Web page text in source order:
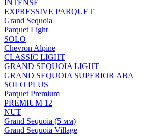
INTENSE
EXPRESSIVE PARQUET
Grand Sequoia
Parquet Light
SOLO
Chevron Alpine
CLASSIC LIGHT
GRAND SEQUOIA LIGHT
GRAND SEQUOIA SUPERIOR ABA
SOLO PLUS
Parquet Premium
PREMIUM 12
NUT
Grand Sequoia (5 мм)
Grand Sequoia Village